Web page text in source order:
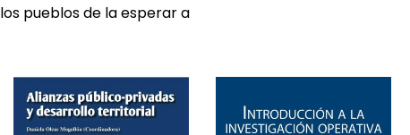
los pueblos de la esperar a